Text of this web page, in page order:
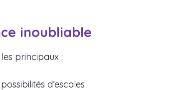
inoubliable
principaux :
d’escales